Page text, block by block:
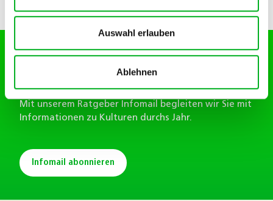
Auswahl erlauben
Ablehnen
Hauert MANNA begleitet Sie durch die
Mit unserem Ratgeber Infomail begleiten wir Sie mit
Informationen zu Kulturen durchs Jahr.
Infomail abonnieren